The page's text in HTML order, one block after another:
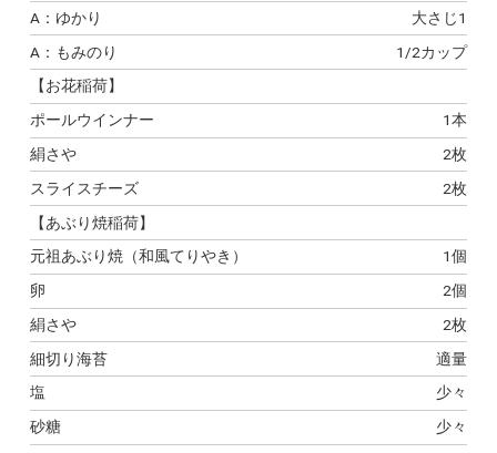
A：ゆかり
大さじ1
A：もみのり
1/2カップ
【お花稲荷】
ポールウインナー
1本
絹さや
2枚
スライスチーズ
2枚
【あぶり焼稲荷】
元祖あぶり焼（和風てりやき）
1個
卵
2個
絹さや
2枚
細切り海苔
適量
塩
少々
砂糖
少々